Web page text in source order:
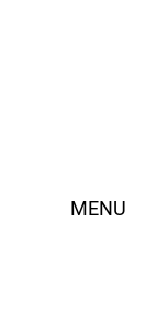
MENU